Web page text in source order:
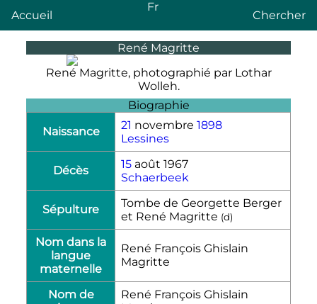
Accueil
Fr
Chercher
René Magritte
René Magritte, photographié par Lothar
Wolleh.
Biographie
Naissance
21 novembre 1898
Lessines
Décès 15 août 1967
Schaerbeek
Sépulture
Tombe de Georgette Berger
et René Magritte (d)
Nom dans la
langue
maternelle
René François Ghislain
Magritte
Nom de
René François Ghislain